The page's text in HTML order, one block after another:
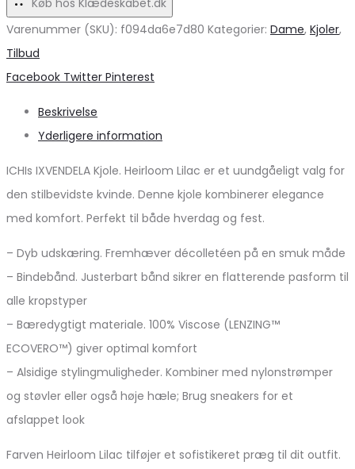
Varenummer (SKU): f094da6e7d80 Kategorier: Dame, Kjoler,
Tilbud
Share
Facebook Twitter Pinterest
Beskrivelse
Yderligere information
ICHIs IXVENDELA Kjole. Heirloom Lilac er et uundgåeligt valg for
den stilbevidste kvinde. Denne kjole kombinerer elegance
med komfort. Perfekt til både hverdag og fest.
– Dyb udskæring. Fremhæver décolletéen på en smuk måde
– Bindebånd. Justerbart bånd sikrer en flatterende pasform til
alle kropstyper
– Bæredygtigt materiale. 100% Viscose (LENZING™
ECOVERO™) giver optimal komfort
– Alsidige stylingmuligheder. Kombiner med nylonstrømper
og støvler eller også høje hæle; Brug sneakers for et
afslappet look
Farven Heirloom Lilac tilføjer et sofistikeret præg til dit outfit.